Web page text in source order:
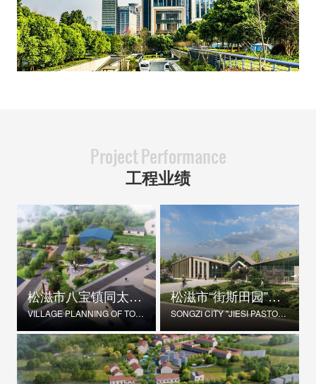
Project Performance
工程业绩
松滋市八宝镇同太湖村村庄规划
VILLAGE PLANNING OF TONGTAIHU VILLAGE, BABAO TOWN, SONGZI CITY
松滋市“街斯田园”美丽乡村示范片建设项目
SONGZI CITY "JIESI PASTORAL" BEAUTIFUL RURAL DEMONSTRATION FILM CONSTRUCTION PROJECT